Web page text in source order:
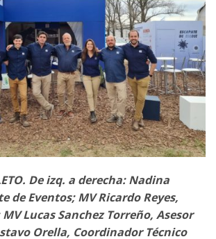
De izq. a derecha: Nadina
de Eventos; MV Ricardo Reyes,
Lucas Sanchez Torreño, Asesor
Orella, Coordinador Técnico